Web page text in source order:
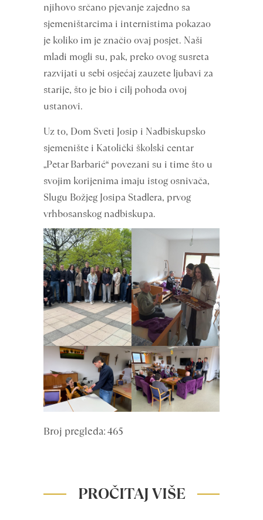
njihovo srčano pjevanje zajedno sa
sjemeništarcima i internistima pokazao
je koliko im je značio ovaj posjet. Naši
mladi mogli su, pak, preko ovog susreta
razvijati u sebi osjećaj zauzete ljubavi za
starije, što je bio i cilj pohoda ovoj
ustanovi.
Uz to, Dom Sveti Josip i Nadbiskupsko
sjemenište i Katolički školski centar
„Petar Barbarić“ povezani su i time što u
svojim korijenima imaju istog osnivača,
Slugu Božjeg Josipa Stadlera, prvog
vrhbosanskog nadbiskupa.
Broj pregleda: 465
PROČITAJ VIŠE